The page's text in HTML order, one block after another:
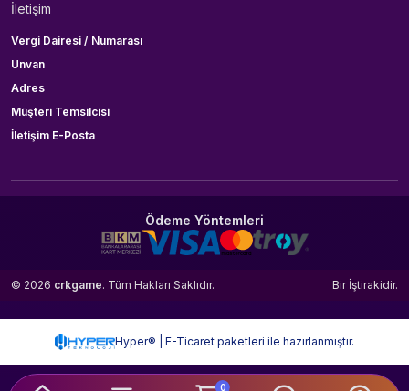
0
İletişim
Vergi Dairesi / Numarası
Unvan
Adres
Müşteri Temsilcisi
İletişim E-Posta
Ödeme Yöntemleri
© 2026 crkgame. Tüm Hakları Saklıdır. Bir İştirakidir.
Hyper® | E-Ticaret paketleri ile hazırlanmıştır.